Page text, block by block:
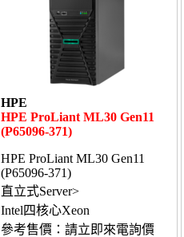
HPE
HPE ProLiant ML30 Gen11
(P65096-371)
HPE ProLiant ML30 Gen11
(P65096-371)
直立式Server>
Intel四核心Xeon
參考售價：請立即來電詢價